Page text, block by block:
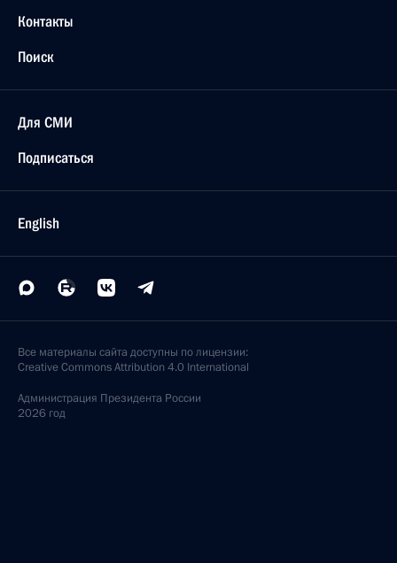
Контакты
Поиск
Для СМИ
Подписаться
English
Все материалы сайта доступны по лицензии:
Creative Commons Attribution 4.0 International
Администрация Президента России
2026 год